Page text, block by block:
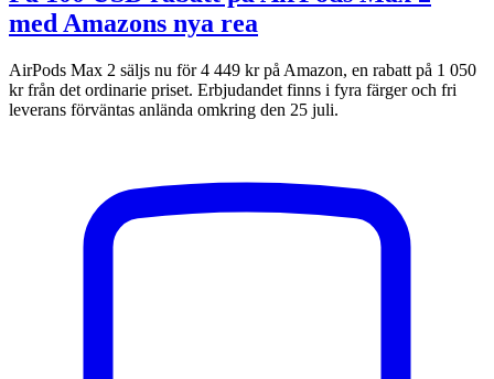
med Amazons nya rea
AirPods Max 2 säljs nu för 4 449 kr på Amazon, en rabatt på 1 050
kr från det ordinarie priset. Erbjudandet finns i fyra färger och fri
leverans förväntas anlända omkring den 25 juli.